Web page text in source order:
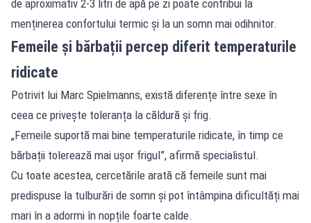
de aproximativ 2-3 litri de apă pe zi poate contribui la
menținerea confortului termic și la un somn mai odihnitor.
Femeile și bărbații percep diferit temperaturile
ridicate
Potrivit lui Marc Spielmanns, există diferențe între sexe în
ceea ce privește toleranța la căldură și frig.
„Femeile suportă mai bine temperaturile ridicate, în timp ce
bărbații tolerează mai ușor frigul”, afirmă specialistul.
Cu toate acestea, cercetările arată că femeile sunt mai
predispuse la tulburări de somn și pot întâmpina dificultăți mai
mari în a adormi în nopțile foarte calde.